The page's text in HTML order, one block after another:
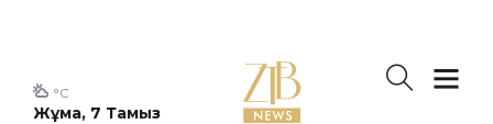
Жұма, 7 Тамыз
°C